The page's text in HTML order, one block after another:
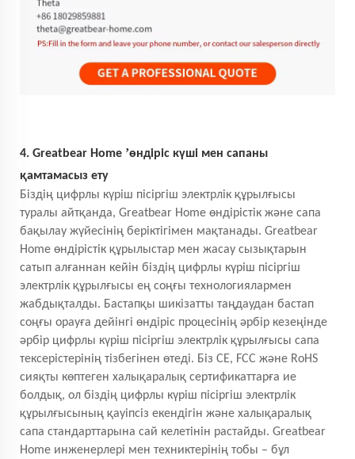
4. Greatbear Home ’өндіріс күші мен сапаны
қамтамасыз ету
Біздің цифрлы күріш пісіргіш электрлік құрылғысы
туралы айтқанда, Greatbear Home өндірістік және сапа
бақылау жүйесінің беріктігімен мақтанады. Greatbear
Home өндірістік құрылыстар мен жасау сызықтарын
сатып алғаннан кейін біздің цифрлы күріш пісіргіш
электрлік құрылғысы ең соңғы технологиялармен
жабдықталды. Бастапқы шикізатты таңдаудан бастап
соңғы орауға дейінгі өндіріс процесінің әрбір кезеңінде
әрбір цифрлы күріш пісіргіш электрлік құрылғысы сапа
тексерістерінің тізбегінен өтеді. Біз CE, FCC және RoHS
сияқты көптеген халықаралық сертификаттарға ие
болдық, ол біздің цифрлы күріш пісіргіш электрлік
құрылғысының қауіпсіз екендігін және халықаралық
сапа стандарттарына сай келетінін растайды. Greatbear
Home инженерлері мен техниктерінің тобы – бұл